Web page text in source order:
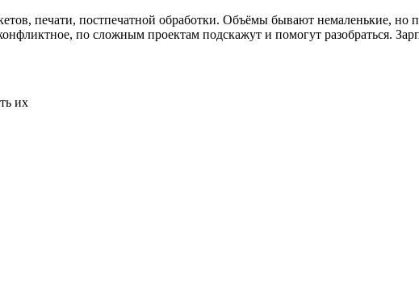
печати, постпечатной обработки. Объёмы бывают немаленькие,
по сложным проектам подскажут и помогут разобраться.
их